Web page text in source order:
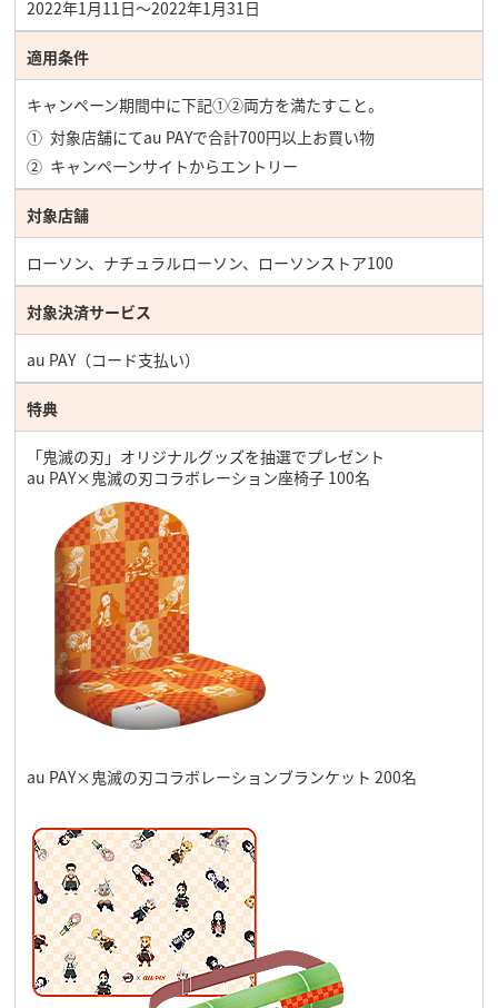
2022年1月11日～2022年1月31日
適用条件
キャンペーン期間中に下記①②両方を満たすこと。
対象店舗にてau PAYで合計700円以上お買い物
キャンペーンサイトからエントリー
対象店舗
ローソン、ナチュラルローソン、ローソンストア100
対象決済サービス
au PAY（コード支払い）
特典
「鬼滅の刃」オリジナルグッズを抽選でプレゼント
au PAY×鬼滅の刃コラボレーション座椅子 100名
au PAY×鬼滅の刃コラボレーションブランケット 200名